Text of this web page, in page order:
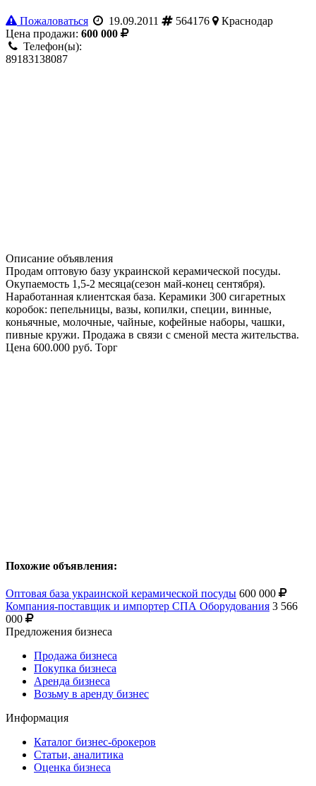
Пожаловаться 19.09.2011 564176
Краснодар
Цена продажи: 600 000
Телефон(ы):
89183138087
Описание объявления
Продам оптовую базу украинской керамической посуды.
Окупаемость 1,5-2 месяца(сезон май-конец сентября).
Наработанная клиентская база. Керамики 300 сигаретных
коробок: пепельницы, вазы, копилки, специи, винные,
коньячные, молочные, чайные, кофейные наборы, чашки,
пивные кружи. Продажа в связи с сменой места жительства.
Цена 600.000 руб. Торг
Похожие объявления:
Оптовая база украинской керамической посуды 600 000
Компания-поставщик и импортер СПА Оборудования 3 566
000
Предложения бизнеса
Продажа бизнеса
Покупка бизнеса
Аренда бизнеса
Возьму в аренду бизнес
Информация
Каталог бизнес-брокеров
Статьи, аналитика
Оценка бизнеса